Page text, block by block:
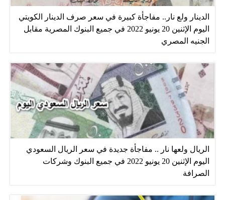
الدينار ولع نار.. مفاجأة كبيرة في سعر صرف الدينار الكويتي
اليوم الإثنين 20 يونيو 2022 في جميع البنوك المصرية مقابل
الجنيه المصري
الريال ولعها نار .. مفاجأة جديدة في سعر الريال السعودي
اليوم الإثنين 20 يونيو 2022 في جميع البنوك وشركات
الصرافة